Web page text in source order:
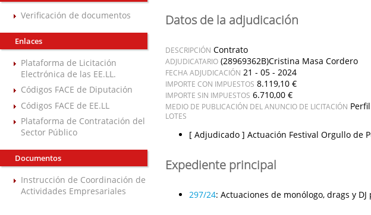
Verificación de documentos
Enlaces
Plataforma de Licitación
Electrónica de las EE.LL.
Códigos FACE de Diputación
Códigos FACE de EE.LL
Plataforma de Contratación del
Sector Público
Documentos
Instrucción de Coordinación de
Actividades Empresariales
Datos de la adjudicación
DESCRIPCIÓN Contrato
ADJUDICATARIO (28969362B)Cristina Masa Cordero
FECHA ADJUDICACIÓN 21 - 05 - 2024
IMPORTE CON IMPUESTOS 8.119,10 €
IMPORTE SIN IMPUESTOS 6.710,00 €
MEDIO DE PUBLICACIÓN DEL ANUNCIO DE LICITACIÓN
LOTES
[ Adjudicado ] Actuación Festival Orgullo de
Expediente principal
297/24: Actuaciones de monólogo, drags y